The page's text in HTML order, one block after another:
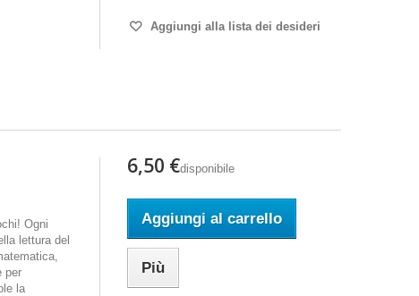
Aggiungi alla lista dei desideri
Ogni
lettura del
per
la
6,50 €disponibile
Aggiungi al carrello
Più